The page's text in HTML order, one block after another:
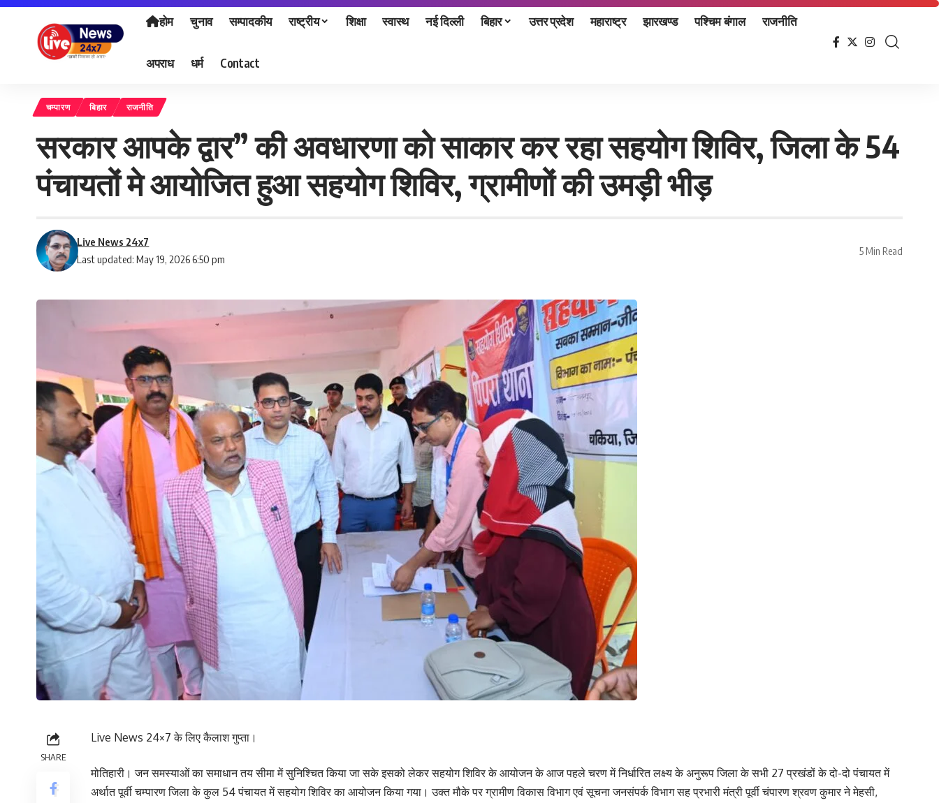
होम चुनाव सम्पादकीय राष्ट्रीय शिक्षा स्वास्थ नई दिल्ली बिहार उत्तर प्रदेश महाराष्ट्र झारखण्ड पश्चिम बंगाल राजनीति
अपराध धर्म Contact
चम्पारण बिहार राजनीति
सरकार आपके द्वार” की अवधारणा को साकार कर रहा सहयोग शिविर, जिला के 54
पंचायतों मे आयोजित हुआ सहयोग शिविर, ग्रामीणों की उमड़ी भीड़
Last updated: May 19, 2026 6:50 pm
Live News 24x7
5 Min Read
SHARE
Live News 24×7 के लिए कैलाश गुप्ता।
मोतिहारी। जन समस्याओं का समाधान तय सीमा में सुनिश्चित किया जा सके इसको लेकर सहयोग शिविर के आयोजन के आज पहले चरण में निर्धारित लक्ष्य के अनुरूप जिला के सभी 27 प्रखंडों के दो-दो पंचायत में
अर्थात पूर्वी चम्पारण जिला के कुल 54 पंचायत में सहयोग शिविर का आयोजन किया गया। उक्त मौके पर ग्रामीण विकास विभाग एवं सूचना जनसंपर्क विभाग सह प्रभारी मंत्री पूर्वी चंपारण श्रवण कुमार ने मेहसी,